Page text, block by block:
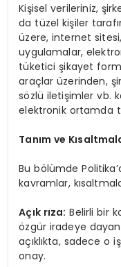
Kişisel verileriniz,
da tüzel kişiler
üzere, internet
uygulamalar,
tüketici şikayet
araçlar üzerinden,
sözlü iletişimler vb.
elektronik ortamda
Tanım ve
Bu bölümde
kavramlar,
Açık rıza: Belirli bir
özgür iradeye
açıklıkta, sadece o
onay.